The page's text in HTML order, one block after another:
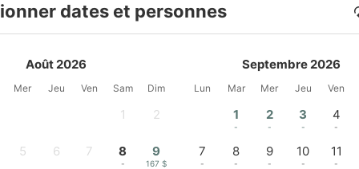
dates et personnes
Août 2026
Mer Jeu Ven Sam Dim
1 2
5 6 7 8
-
9
167 $
Septembre 2026
Lun Mar Mer Jeu Ven
1
-
2
-
3
-
4
-
7
-
8
-
9
-
10
-
11
-